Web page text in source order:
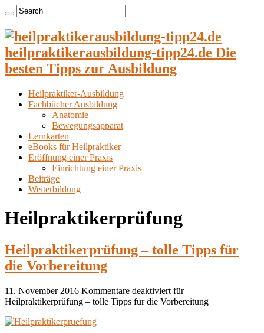
heilpraktikerausbildung-tipp24.de Die
besten Tipps zur Ausbildung
Heilpraktiker-Ausbildung
Fachbücher Ausbildung
Anatomie
Bewegungsapparat
Lernkarten
eBooks für Heilpraktiker
Eröffnung einer Praxis
Einrichtung einer Praxis
Beiträge
Weiterbildung
Heilpraktikerprüfung
Heilpraktikerprüfung – tolle Tipps für
die Vorbereitung
11. November 2016 Kommentare deaktiviert für
Heilpraktikerprüfung – tolle Tipps für die Vorbereitung